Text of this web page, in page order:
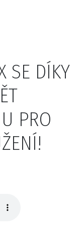
SE DÍKY
PRO